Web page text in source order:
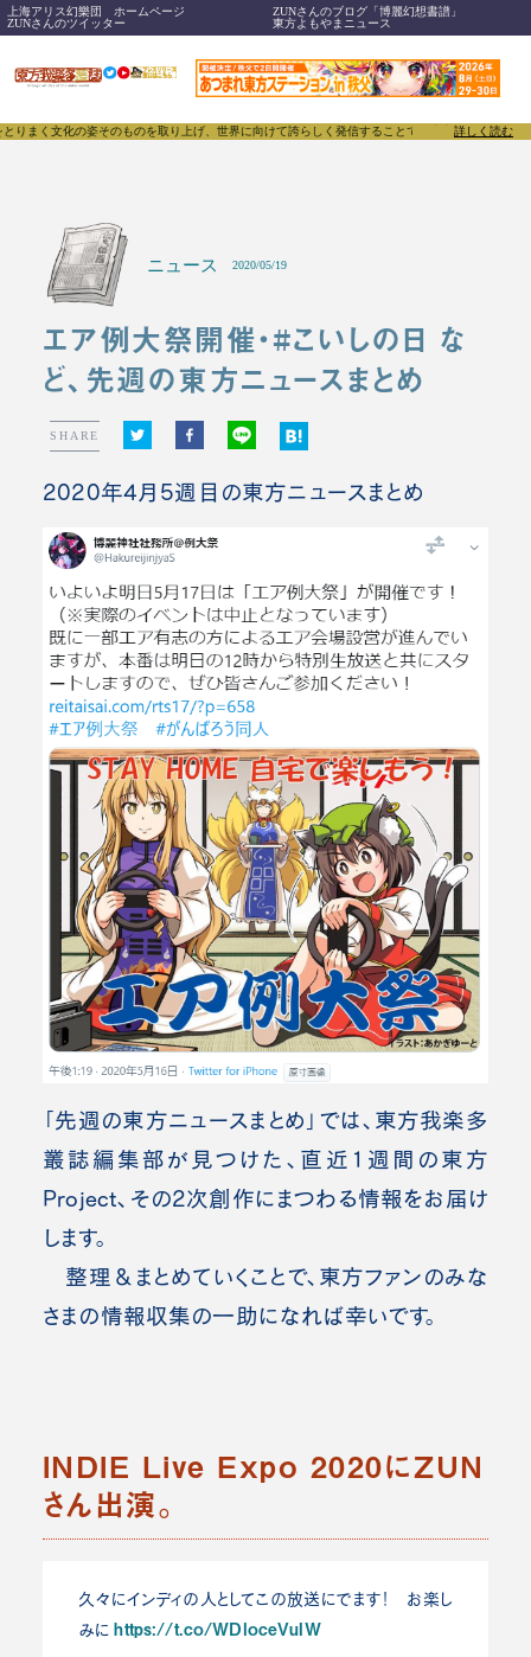
上海アリス幻樂団 ホームページ
ZUNさんのブログ「博麗幻想書譜」
ZUNさんのツイッター
東方よもやまニュース
そのものを取り上げ、世界に向けて誇らしく発信することで、東方Projectのみならず「同人文
詳しく読む
ニュース 2020/05/19
エア例大祭開催・#こいしの日 な
ど、先週の東方ニュースまとめ
SHARE
2020年4月5週目の東方ニュースまとめ
「先週の東方ニュースまとめ」では、東方我楽多
叢誌編集部が見つけた、直近1週間の東方
Project、その2次創作にまつわる情報をお届け
します。
整理＆まとめていくことで、東方ファンのみな
さまの情報収集の一助になれば幸いです。
INDIE Live Expo 2020にZUN
さん出演。
久々にインディの人としてこの放送にでます！ お楽し
みに https://t.co/WDloceVuIW